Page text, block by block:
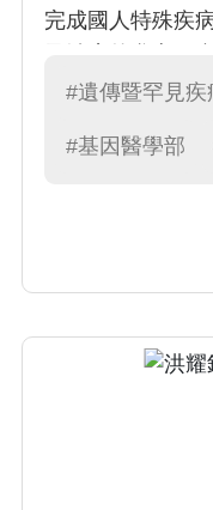
完成國人特殊疾
中西醫聯合門診
療。
#遺傳暨罕見疾
#基因醫學部